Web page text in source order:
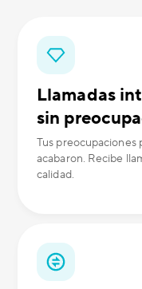
Llamadas
sin
Tus preocupaciones
acabaron. Recibe
calidad.